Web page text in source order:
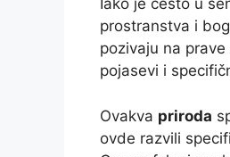
Iako je često u
prostranstva i
pozivaju na
pojasevi i
Ovakva priroda
ovde razvili